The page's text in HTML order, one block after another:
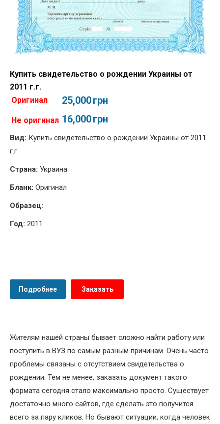
Купить свидетельство о рождении Украины от
2011 г.г.
Оригинал
25,000грн
Не оригинал 16,000грн
Вид: Купить свидетельство о рождении Украины от 2011
г.г.
Страна: Украина
Бланк: Оригинал
Образец:
Год: 2011
Подробнее Заказать
Жителям нашей страны бывает сложно найти работу или
поступить в ВУЗ по самым разным причинам. Очень часто
проблемы связаны с отсутствием свидетельства о
рождении. Тем не менее, заказать документ такого
формата сегодня стало максимально просто. Существует
достаточно много сайтов, где сделать это получится
всего за пару кликов. Но бывают ситуации, когда человек